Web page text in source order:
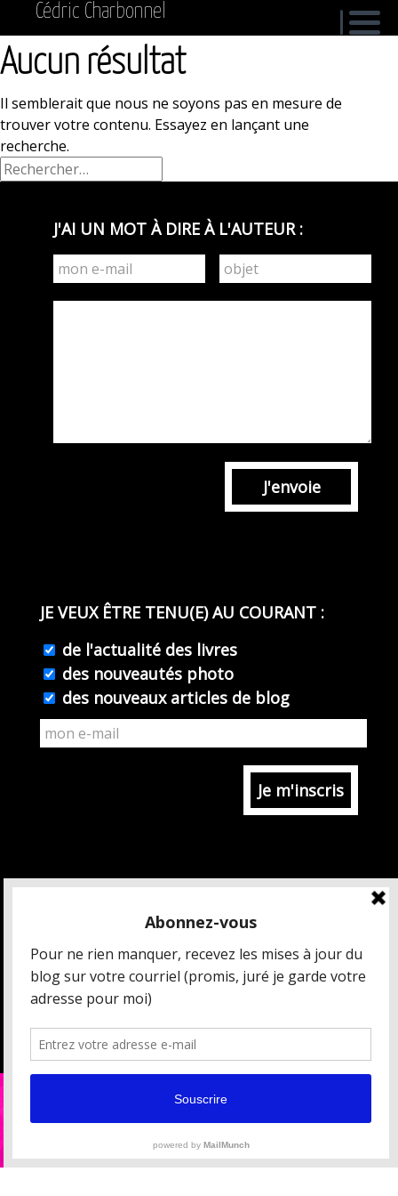
Cédric Charbonnel
Aucun résultat
Il semblerait que nous ne soyons pas en mesure de
trouver votre contenu. Essayez en lançant une
recherche.
Rechercher :
J'AI UN MOT À DIRE À L'AUTEUR :
J'envoie
JE VEUX ÊTRE TENU(E) AU COURANT :
de l'actualité des livres
des nouveautés photo
des nouveaux articles de blog
MAIS QUI EST CÉDRIC CHARBONNEL ?
CRÉDITS ET MENTIONS LÉGALES
DONNÉES PERSONNELLES
[ ESPACE PRESSE / PARTENAIRES ]